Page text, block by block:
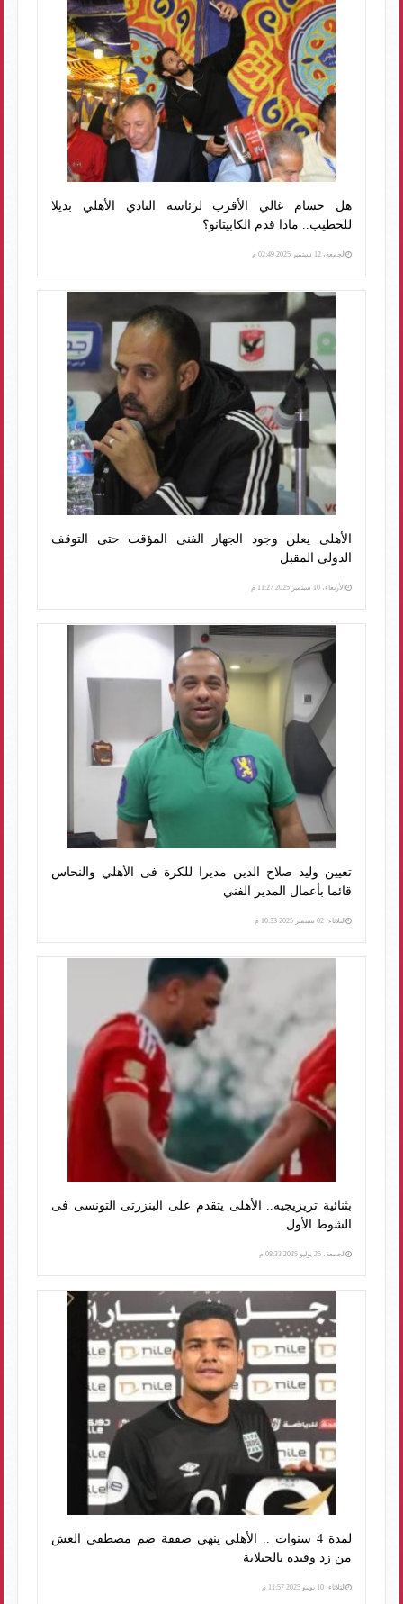
هل حسام غالي الأقرب لرئاسة النادي الأهلي بديلا
للخطيب.. ماذا قدم الكابيتانو؟
الجمعة، 12 سبتمبر 2025 02:49 م
الأهلى يعلن وجود الجهاز الفنى المؤقت حتى التوقف
الدولى المقبل
الأربعاء، 10 سبتمبر 2025 11:27 م
تعيين وليد صلاح الدين مديرا للكرة فى الأهلي والنحاس
قائما بأعمال المدير الفني
الثلاثاء، 02 سبتمبر 2025 10:33 م
بثنائية تريزيجيه.. الأهلى يتقدم على البنزرتى التونسى فى
الشوط الأول
الجمعة، 25 يوليو 2025 08:33 م
لمدة 4 سنوات .. الأهلي ينهى صفقة ضم مصطفى العش
من زد وقيده بالجبلاية
الثلاثاء، 10 يونيو 2025 11:57 م